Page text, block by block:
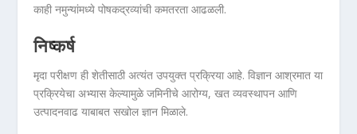
काही नमुन्यांमध्ये पोषकद्रव्यांची कमतरता आढळली.
निष्कर्ष
मृदा परीक्षण ही शेतीसाठी अत्यंत उपयुक्त प्रक्रिया आहे. विज्ञान आश्रमात या
प्रक्रियेचा अभ्यास केल्यामुळे जमिनीचे आरोग्य, खत व्यवस्थापन आणि
उत्पादनवाढ याबाबत सखोल ज्ञान मिळाले.